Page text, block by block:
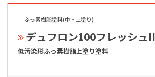
ふっ素樹脂塗料(中・上塗り)
デュフロン100フレッシュII
低汚染形ふっ素樹脂上塗り塗料